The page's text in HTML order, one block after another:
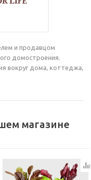
и продавцом
домостроения.
вокруг дома, коттеджа,
магазине